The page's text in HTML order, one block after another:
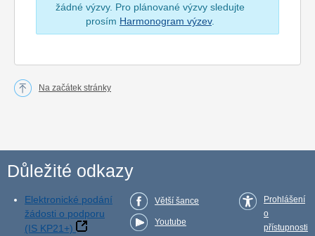
žádné výzvy. Pro plánované výzvy sledujte
prosím Harmonogram výzev.
Na začátek stránky
Důležité odkazy
Elektronické podání
žádosti o podporu
(IS KP21+)
Větší šance
Youtube
Prohlášení
o
přístupnosti